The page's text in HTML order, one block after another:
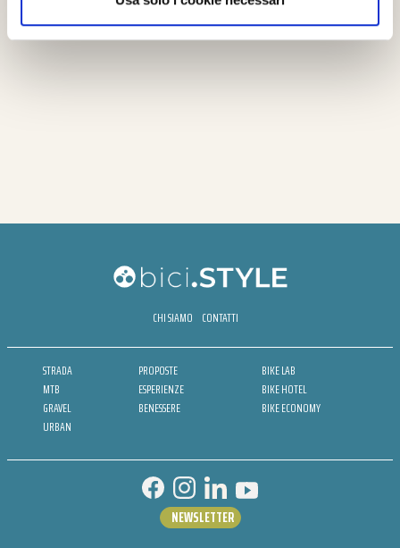
CHI SIAMO CONTATTI
STRADA
MTB
GRAVEL
URBAN
PROPOSTE
ESPERIENZE
BENESSERE
BIKE LAB
BIKE HOTEL
BIKE ECONOMY
NEWSLETTER